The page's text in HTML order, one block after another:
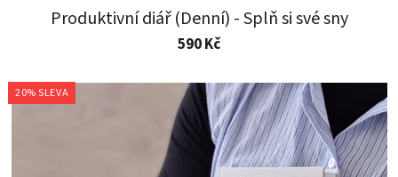
Produktivní diář (Denní) - Splň si své sny
590 Kč
20% SLEVA